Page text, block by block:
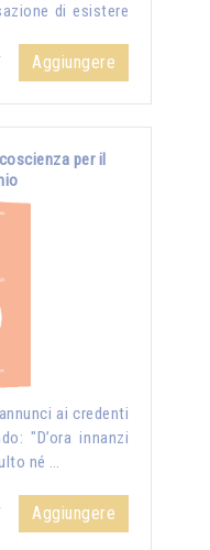
di esistere
Aggiungere
per il
ai credenti
"D’ora innanzi
né …
Aggiungere